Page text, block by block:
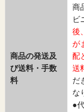
商品の発送及
び送料・手数
料
商
ビ
後
が
配
送
だ
な
●